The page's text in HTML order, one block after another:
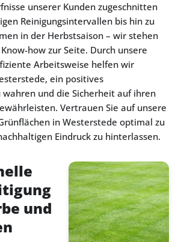
unserer Kunden zugeschnitten
Reinigungsintervallen bis hin zu
in der Herbstsaison – wir stehen
how zur Seite. Durch unsere
Arbeitsweise helfen wir
ein positives
wahren und die Sicherheit auf ihren
Vertrauen Sie auf unsere
in Westerstede optimal zu
Eindruck zu hinterlassen.
und